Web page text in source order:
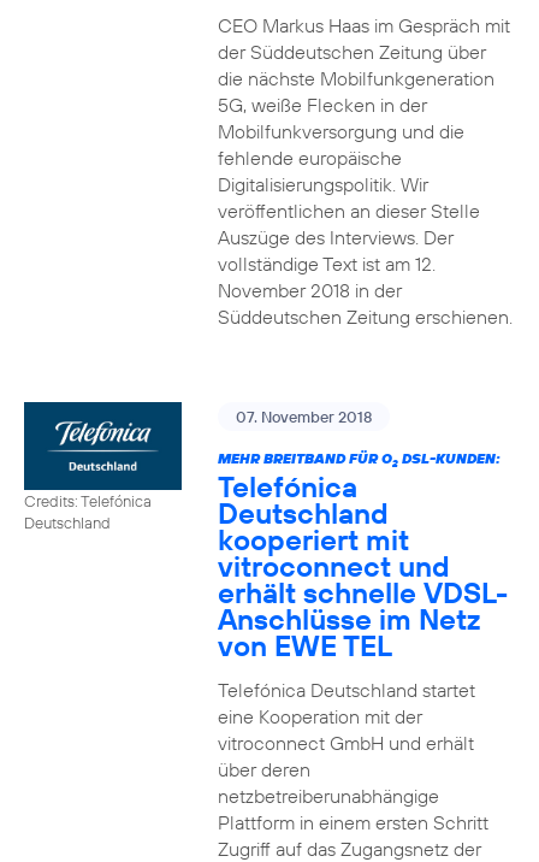
CEO Markus Haas im Gespräch mit
der Süddeutschen Zeitung über
die nächste Mobilfunkgeneration
5G, weiße Flecken in der
Mobilfunkversorgung und die
fehlende europäische
Digitalisierungspolitik. Wir
veröffentlichen an dieser Stelle
Auszüge des Interviews. Der
vollständige Text ist am 12.
November 2018 in der
Süddeutschen Zeitung erschienen.
Credits: Telefónica
Deutschland
07. November 2018
MEHR BREITBAND FÜR O2DSL-KUNDEN:
Telefónica
Deutschland
kooperiert mit
vitroconnect und
erhält schnelle VDSL-
Anschlüsse im Netz
von EWE TEL
Telefónica Deutschland startet
eine Kooperation mit der
vitroconnect GmbH und erhält
über deren
netzbetreiberunabhängige
Plattform in einem ersten Schritt
Zugriff auf das Zugangsnetz der